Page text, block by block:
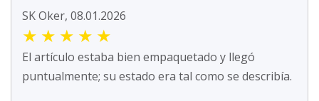
SK Oker, 08.01.2026
★ ★ ★ ★ ★
El artículo estaba bien empaquetado y llegó
puntualmente; su estado era tal como se describía.